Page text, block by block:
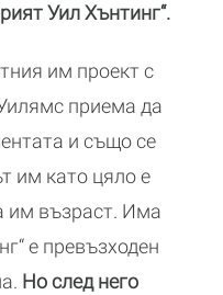
Уил Хънтинг“.
им проект с
приема да
и също се
им като цяло е
им възраст. Има
е превъзходен
Но след него